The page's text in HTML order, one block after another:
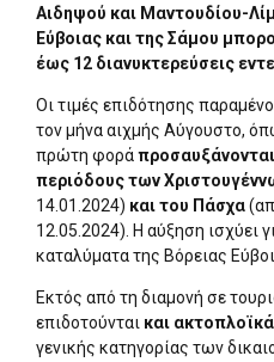
Αιδηψού και Μαντουδίου-
Εύβοιας και της Σάμου
έως 12 διανυκτερεύσεις
Οι τιμές επιδότησης
τον μήνα αιχμής Αύγουστο,
πρώτη φορά
περιόδους των
14.01.2024) και του Πάσχα
12.05.2024). Η αύξηση ισχύει
καταλύματα της Βόρειας
Εκτός από τη διαμονή σε
επιδοτούνται και ακτοπλοϊκά
γενικής κατηγορίας των